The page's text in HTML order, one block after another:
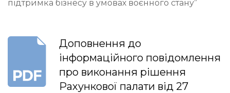
підтримка бізнесу в умовах воєнного стану”
Доповнення до
інформаційного повідомлення
про виконання рішення
Рахункової палати від 27